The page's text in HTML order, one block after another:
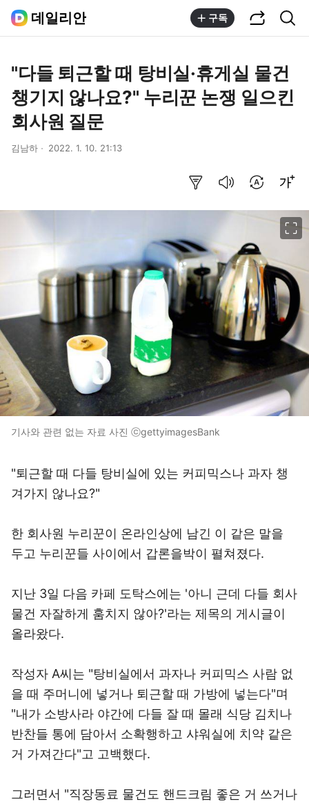
데일리안 구독
"다들 퇴근할 때 탕비실·휴게실 물건
챙기지 않나요?" 누리꾼 논쟁 일으킨
회사원 질문
김남하 2022. 1. 10. 21:13
기사와 관련 없는 자료 사진 ⓒgettyimagesBank
"퇴근할 때 다들 탕비실에 있는 커피믹스나 과자 챙
겨가지 않나요?"
한 회사원 누리꾼이 온라인상에 남긴 이 같은 말을
두고 누리꾼들 사이에서 갑론을박이 펼쳐졌다.
지난 3일 다음 카페 도탁스에는 '아니 근데 다들 회사
물건 자잘하게 훔치지 않아?'라는 제목의 게시글이
올라왔다.
작성자 A씨는 "탕비실에서 과자나 커피믹스 사람 없
을 때 주머니에 넣거나 퇴근할 때 가방에 넣는다"며
"내가 소방사라 야간에 다들 잘 때 몰래 식당 김치나
반찬들 통에 담아서 소확행하고 샤워실에 치약 같은
거 가져간다"고 고백했다.
그러면서 "직장동료 물건도 핸드크림 좋은 거 쓰거나